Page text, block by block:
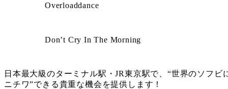
Overloaddance
Don’t Cry In The Morning
日本最大級のターミナル駅・JR東京駅で、“世界のソフビ
ニチワ”できる貴重な機会を提供します！